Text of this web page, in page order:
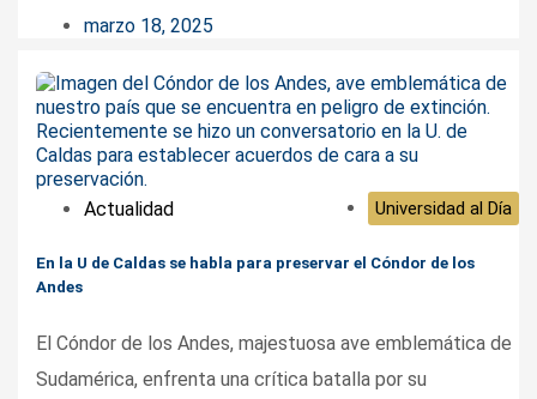
marzo 18, 2025
Actualidad Universidad al Día
En la U de Caldas se habla para preservar el Cóndor de los
Andes
El Cóndor de los Andes, majestuosa ave emblemática de
Sudamérica, enfrenta una crítica batalla por su